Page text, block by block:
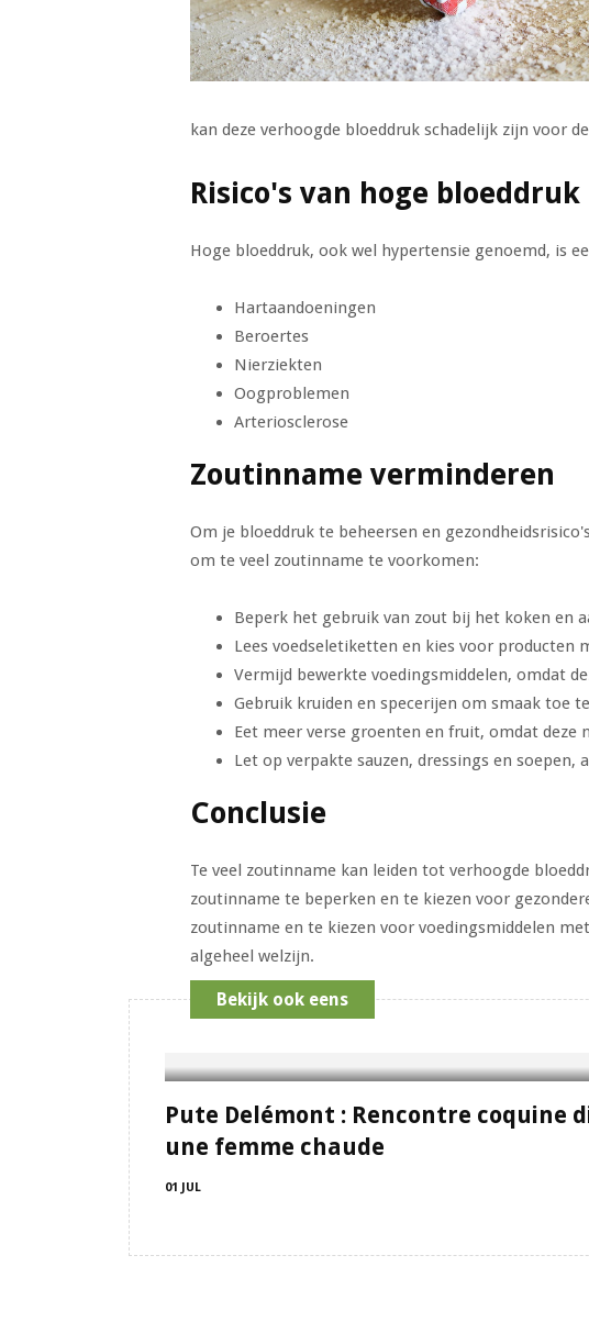
kan deze verhoogde bloeddruk schadelijk zijn voor
Risico's van hoge bloeddruk
Hoge bloeddruk, ook wel hypertensie genoemd, is
Hartaandoeningen
Beroertes
Nierziekten
Oogproblemen
Arteriosclerose
Zoutinname verminderen
Om je bloeddruk te beheersen en
om te veel zoutinname te voorkomen:
Beperk het gebruik van zout bij het koken en
Lees voedseletiketten en kies voor producten
Vermijd bewerkte voedingsmiddelen, omdat
Gebruik kruiden en specerijen om smaak toe
Eet meer verse groenten en fruit, omdat
Let op verpakte sauzen, dressings en soepen,
Conclusie
Te veel zoutinname kan leiden tot verhoogde
zoutinname te beperken en te kiezen voor
zoutinname en te kiezen voor voedingsmiddelen
algeheel welzijn.
Bekijk ook eens
Pute Delémont : Rencontre coquine
une femme chaude
01 JUL